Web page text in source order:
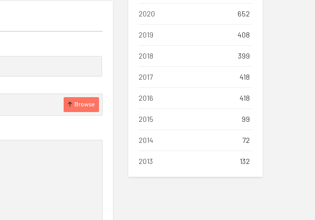
Browse
2020 652
2019 408
2018 399
2017 418
2016 418
2015 99
2014 72
2013 132